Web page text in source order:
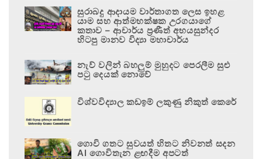
සුරාබදු ආදායම වාර්තාගත ලෙස ඉහළ
යාම සහ ආත්මභක්ෂක උරගයාගේ
කතාව – ආචාර්ය ප්‍රණීත් අභයසුන්දර
හිටපු මානව විද්‍යා මහාචාර්ය
නැව් වලින් බහලුම් මුහුදට පෙරලීම සුළු
පටු දෙයක් නොවේ
විශ්වවිද්‍යාල කඩඉම් ලකුණු නිකුත් කෙරේ
ගොවි ගතට සුවයත් හිතට නිවනත් සදන
AI ගොවිතැන ළඟදීම අපටත්